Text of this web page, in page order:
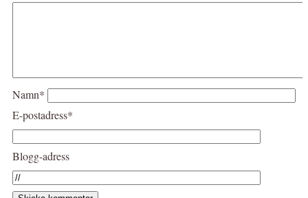
Namn*
E-postadress*
Blogg-adress